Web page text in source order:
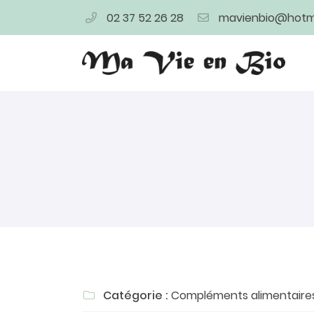
02 37 52 26 28
4 bis rue de la Herse
28400 Nogent Le Rotrou
02 37 52 26 28
 Catégorie : Compléments